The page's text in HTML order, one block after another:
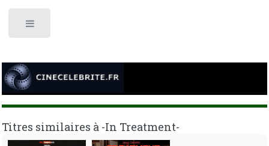
Titres similaires à -In Treatment-